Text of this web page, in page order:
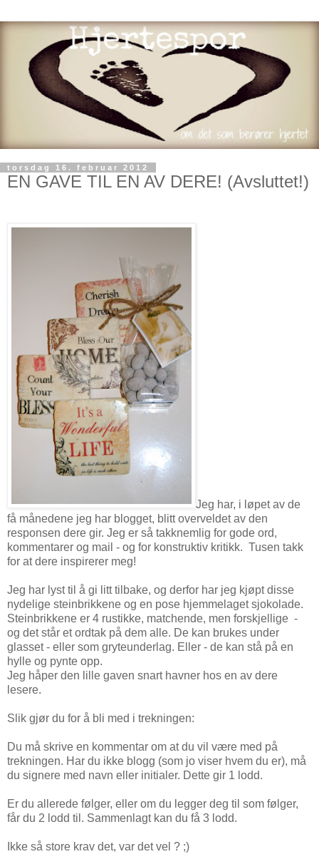
torsdag 16. februar 2012
EN GAVE TIL EN AV DERE! (Avsluttet!)
Jeg har, i løpet av de
få månedene jeg har blogget, blitt overveldet av den
responsen dere gir. Jeg er så takknemlig for gode ord,
kommentarer og mail - og for konstruktiv kritikk. Tusen takk
for at dere inspirerer meg!
Jeg har lyst til å gi litt tilbake, og derfor har jeg kjøpt disse
nydelige steinbrikkene og en pose hjemmelaget sjokolade.
Steinbrikkene er 4 rustikke, matchende, men forskjellige -
og det står et ordtak på dem alle. De kan brukes under
glasset - eller som gryteunderlag. Eller - de kan stå på en
hylle og pynte opp.
Jeg håper den lille gaven snart havner hos en av dere
lesere.
Slik gjør du for å bli med i trekningen:
Du må skrive en kommentar om at du vil være med på
trekningen. Har du ikke blogg (som jo viser hvem du er), må
du signere med navn eller initialer. Dette gir 1 lodd.
Er du allerede følger, eller om du legger deg til som følger,
får du 2 lodd til. Sammenlagt kan du få 3 lodd.
Ikke så store krav det, var det vel ? ;)